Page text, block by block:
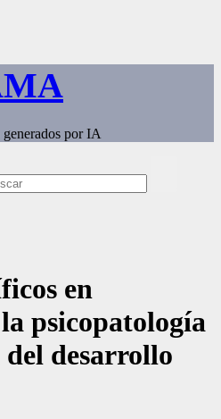
por IA
en
psicopatología
desarrollo